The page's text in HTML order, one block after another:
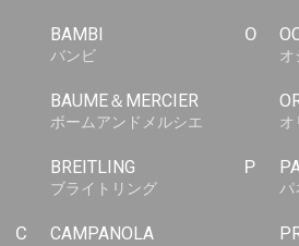
BAMBI
バンビ
BAUME＆MERCIER
ボームアンドメルシエ
BREITLING
ブライトリング
C CAMPANOLA
O
オ
オ
P
パ